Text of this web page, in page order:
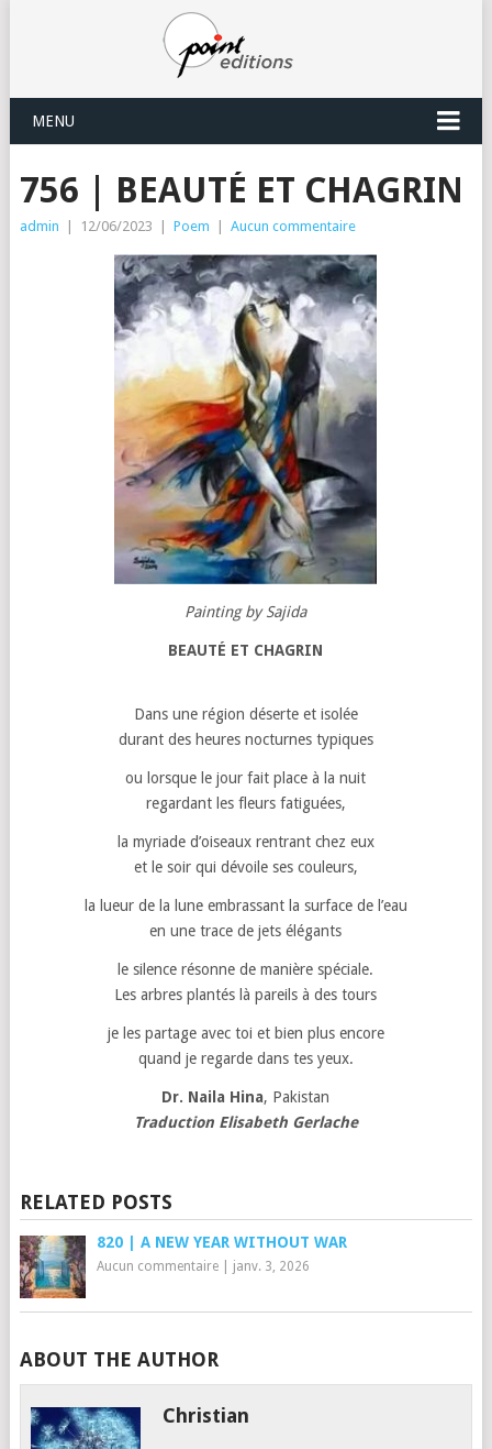
MENU
756 | BEAUTÉ ET CHAGRIN
admin 12/06/2023 Poem Aucun commentaire
Painting by Sajida
BEAUTÉ ET CHAGRIN
Dans une région déserte et isolée
durant des heures nocturnes typiques
ou lorsque le jour fait place à la nuit
regardant les fleurs fatiguées,
la myriade d’oiseaux rentrant chez eux
et le soir qui dévoile ses couleurs,
la lueur de la lune embrassant la surface de l’eau
en une trace de jets élégants
le silence résonne de manière spéciale.
Les arbres plantés là pareils à des tours
je les partage avec toi et bien plus encore
quand je regarde dans tes yeux.
Dr. Naila Hina, Pakistan
Traduction Elisabeth Gerlache
RELATED POSTS
820 | A NEW YEAR WITHOUT WAR
Aucun commentaire| janv. 3, 2026
ABOUT THE AUTHOR
Christian